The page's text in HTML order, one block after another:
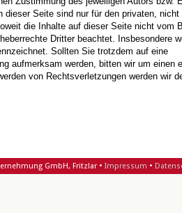
dieser Seite sind nur für den privaten,
die Inhalte auf dieser Seite nicht vom
Dritter beachtet. Insbesondere
Sollten Sie trotzdem auf eine
aufmerksam werden, bitten wir um einen
von Rechtsverletzungen werden wir
GmbH, Fritzlar • Impressum •